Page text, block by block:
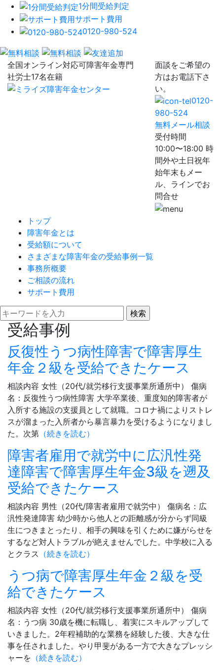
1分間受給判定
サポート費用
0120-980-524
全国オンライン対応可障害年金専門
社労士17名在籍
面談をご希望の
方はお電話下さ
い。
0120-
980-524
無料メール相談
受付時間
10:00〜18:00 時
間外や土日祝年
始年末もメー
ル、ラインでお
問合せ
トップ
障害年金とは
受給額について
さまざまな障害年金の受給事例一覧
事務所概要
ご相談の流れ
サポート費用
受給事例
反復性うつ病性障害で障害厚生
年金２級を受給できたケース
相談内容 女性（20代/就労移行支援事業所通所中） 傷病
名：反復性うつ病性障害 大学卒業後、重度知的障害者が
入所する施設の支援員として就職。コロナ禍によりストレ
スが溜まった入所者から暴言暴力を受けるようになりまし
た。次第 （続きを読む）
障害者雇用で就労中に広汎性発
達障害で障害厚生年金3級を遡及
受給できたケース
相談内容 男性（20代/障害者雇用で就労中） 傷病名：広
汎性発達障害 幼少時から他人との距離感が分からず同級
生につきまとったり、相手の興味を引くために嫌がらせを
するなど対人トラブルが絶えませんでした。中学校に入る
とクラス （続きを読む）
うつ病で障害厚生年金２級を受
給できたケース
相談内容 女性（20代/就労移行支援事業所通所中） 傷病
名：うつ病 30歳を機に転職し、着実にスキルアップして
いきました。2年程補助的な業務を経験した後、大きな仕
事を任されました。やり甲斐がある一方で大きなプレッシ
ャーを （続きを読む）